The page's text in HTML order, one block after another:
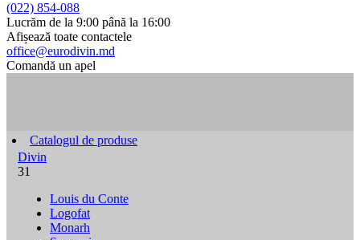
(022) 854-088
Lucrăm de la 9:00 până la 16:00
Afișează toate contactele
office@eurodivin.md
Comandă un apel
Catalogul de produse
Divin
31
Louis du Conte
Logofat
Monarh